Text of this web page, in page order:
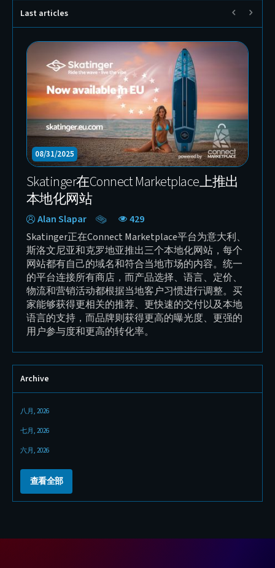
Last articles
加入 Connect Marketplace 的
动工具品牌
Wilken
342
Marketplace 的新入驻卖家，
质、稳定性和精准度的全球电动工具
为品牌打造了全新的视觉识别系统、
、专业产品摄影以及完整的现代
现已全面准备好进入欧洲、美国和中
有明确的全球扩张战略。
10/06/2025
幕后花絮：制作
Skatinger Leafy
们的专业制作实力
该视频在摄影棚内
清晰呈现了整套装
息、美感与情感完
客户打造内容的方式
Archive
八月, 2026
七月, 2026
六月, 2026
查看全部